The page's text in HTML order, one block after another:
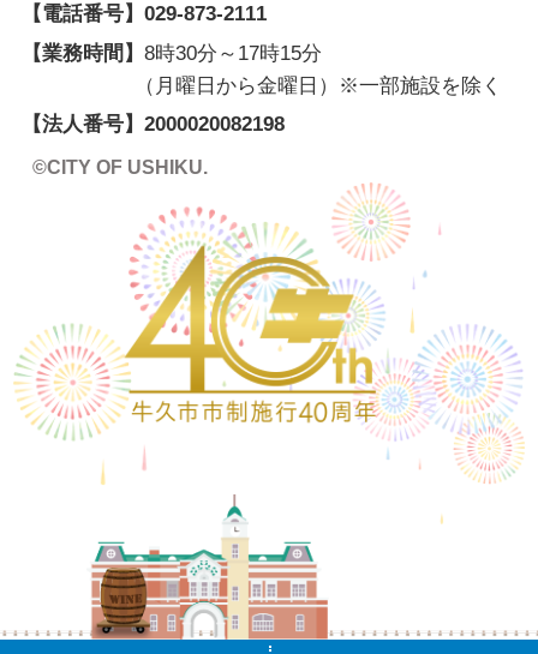
【電話番号】 029-873-2111
【業務時間】 8時30分～17時15分
（月曜日から金曜日）※一部施設を除く
【法人番号】 2000020082198
©CITY OF USHIKU.
ワイン樽